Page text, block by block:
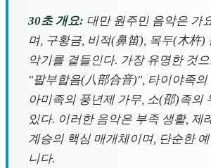
30초 개요: 대만 원주민 음악은 가
며, 구황금, 비적(鼻笛), 목두(木杵)
악기를 곁들인다. 가장 유명한 것
"팔부합음(八部合音)", 타이야족의
아미족의 풍년제 가무, 소(邵)족의
있다. 이러한 음악은 부족 생활, 제
계승의 핵심 매개체이며, 단순한
니다.